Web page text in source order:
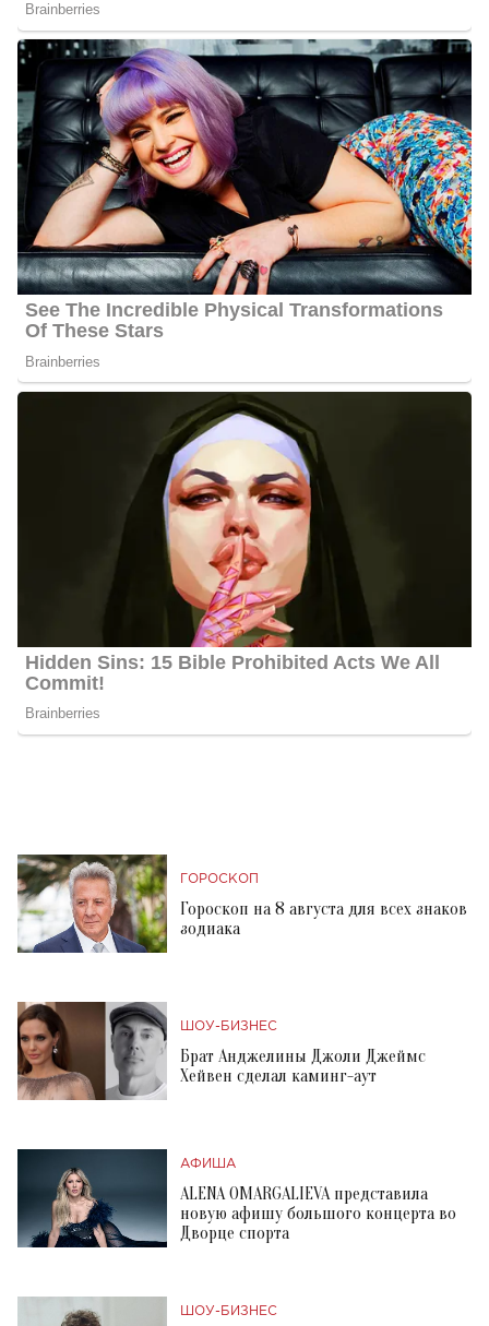
ГОРОСКОП
Гороскоп на 8 августа для всех знаков
зодиака
ШОУ-БИЗНЕС
Брат Анджелины Джоли Джеймс
Хейвен сделал каминг-аут
АФИША
ALENA OMARGALIEVA представила
новую афишу большого концерта во
Дворце спорта
ШОУ-БИЗНЕС